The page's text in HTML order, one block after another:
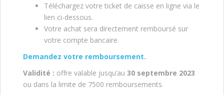
Téléchargez votre ticket de caisse en ligne via le
lien ci-dessous.
Votre achat sera directement remboursé sur
votre compte bancaire.
Demandez votre remboursement.
Validité : offre valable jusqu’au 30 septembre 2023
ou dans la limite de 7500 remboursements.